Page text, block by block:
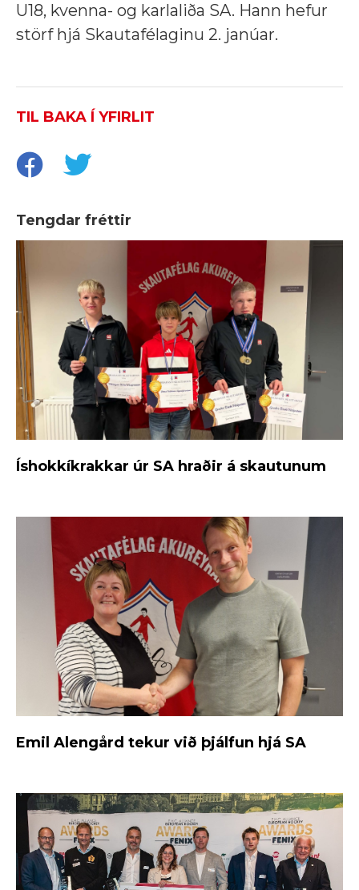
U18, kvenna- og karlaliða SA. Hann hefur
störf hjá Skautafélaginu 2. janúar.
TIL BAKA Í YFIRLIT
Tengdar fréttir
Íshokkíkrakkar úr SA hraðir á skautunum
Emil Alengård tekur við þjálfun hjá SA